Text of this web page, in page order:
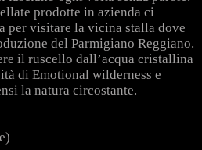
prodotte in azienda ci
per visitare la vicina stalla dove
del Parmigiano Reggiano.
il ruscello dall’acqua cristallina
di Emotional wilderness e
la natura circostante.